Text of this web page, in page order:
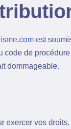
est
code de
dommageable.
exercer vos